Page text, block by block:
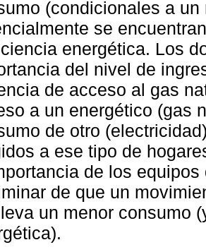
(condicionales a
se
energética. Los
del nivel de
de acceso al gas
a un energético (gas
de otro
a ese tipo de
de los
de que un
un menor consumo